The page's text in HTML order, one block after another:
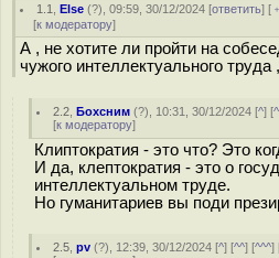
1.1 ,Else (?), 09:59, 30/12/2024 [ответить] [
[к модератору]
А , не хотите ли пройти на
чужого интеллектуального
2.2 ,Бохсним (?), 10:31, 30/12/2024 [^] [
[к модератору]
Клиптократия - это что? Это
И да, клептократия - это о
интеллектуальном труде.
Но гуманитариев вы поди
2.5 ,pv (?), 12:39, 30/12/2024 [^] [^^] [^^^]